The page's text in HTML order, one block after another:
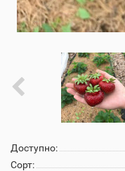
Доступно:
Сорт: